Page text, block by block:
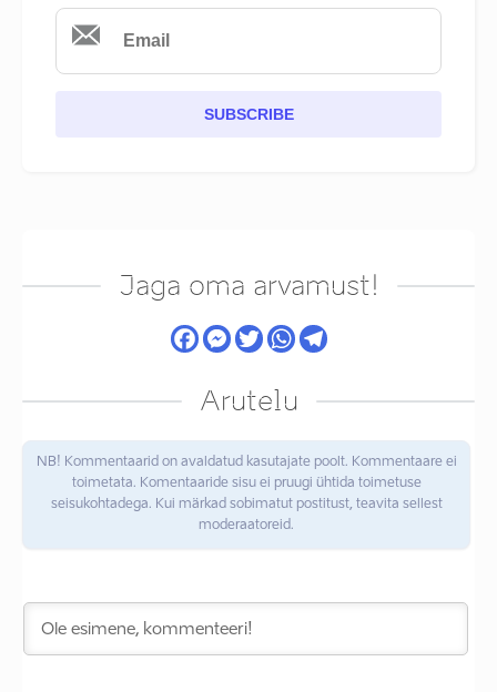
SUBSCRIBE
Jaga oma arvamust!
Arutelu
NB! Kommentaarid on avaldatud kasutajate poolt. Kommentaare ei
toimetata. Komentaaride sisu ei pruugi ühtida toimetuse
seisukohtadega. Kui märkad sobimatut postitust, teavita sellest
moderaatoreid.